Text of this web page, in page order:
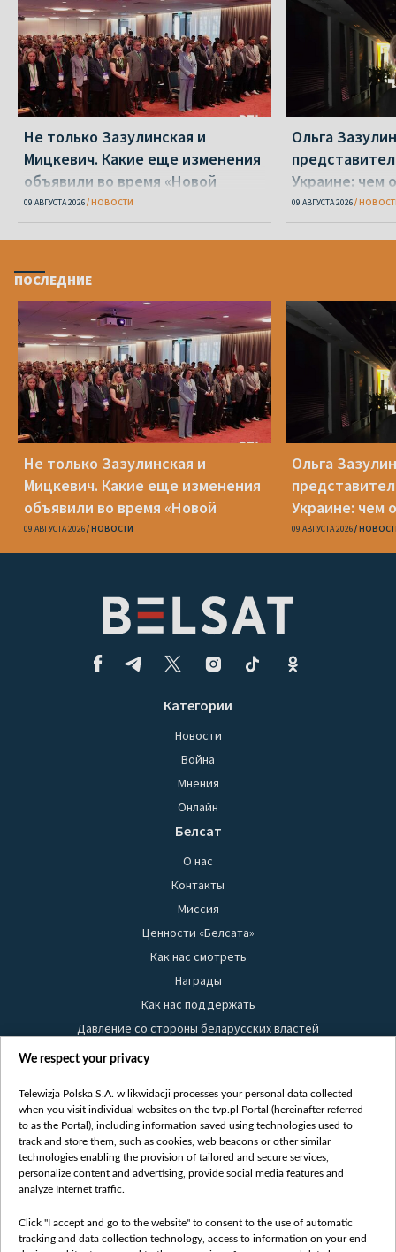
Не только Зазулинская и
Мицкевич. Какие еще изменения
объявили во время «Новой
Беларуси»
09 АВГУСТА 2026 НОВОСТИ
Ольга
Украине: чем
ОПК
09 АВГУСТА 2026
ПОСЛЕДНИЕ
Не только Зазулинская и
Мицкевич. Какие еще изменения
объявили во время «Новой
Беларуси»
09 АВГУСТА 2026 НОВОСТИ
Ольга
Украине: чем
ОПК
09 АВГУСТА 2026
Категории
Новости
Война
Мнения
Онлайн
Белсат
О нас
Контакты
Миссия
Ценности «Белсата»
Как нас смотреть
Награды
Как нас поддержать
Давление со стороны беларусских властей
Правила использования материалов
Безопасность
Youtube
Белсат news
Белсат Life
Belsat English
We respect your privacy
Telewizja Polska S.A. w likwidacji processes your personal data collected
when you visit individual websites on the tvp.pl Portal (hereinafter referred
to as the Portal), including information saved using technologies used to
track and store them, such as cookies, web beacons or other similar
technologies enabling the provision of tailored and secure services,
personalize content and advertising, provide social media features and
analyze Internet traffic.
Click "I accept and go to the website" to consent to the use of automatic
tracking and data collection technology, access to information on your end